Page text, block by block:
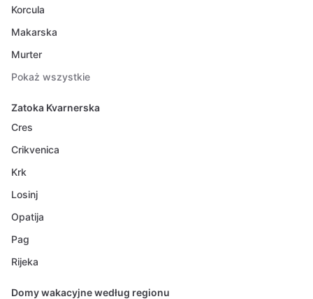
Korcula
Makarska
Murter
Pokaż wszystkie
Zatoka Kvarnerska
Cres
Crikvenica
Krk
Losinj
Opatija
Pag
Rijeka
Domy wakacyjne według regionu